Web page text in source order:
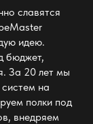
славятся
идею.
бюджет,
За 20 лет мы
на
полки под
внедряем